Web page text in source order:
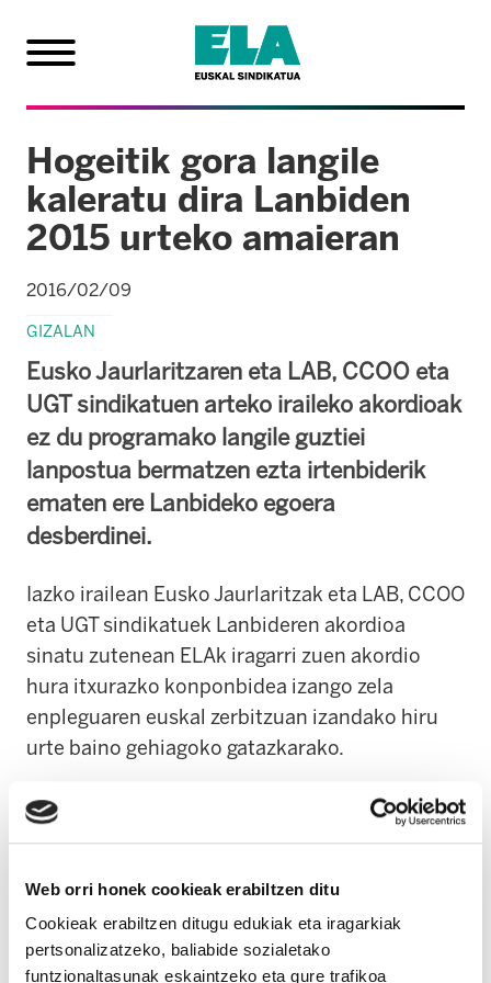
Web orri honek cookieak erabiltzen ditu
Cookieak erabiltzen ditugu edukiak eta iragarkiak
pertsonalizatzeko, baliabide sozialetako
funtzionaltasunak eskaintzeko eta gure trafikoa
Hogeitik gora langile
kaleratu dira Lanbiden
2015 urteko amaieran
2016/02/09
GIZALAN
Eusko Jaurlaritzaren eta LAB, CCOO eta
UGT sindikatuen arteko iraileko akordioak
ez du programako langile guztiei
lanpostua bermatzen ezta irtenbiderik
ematen ere Lanbideko egoera
desberdinei.
Iazko irailean Eusko Jaurlaritzak eta LAB, CCOO
eta UGT sindikatuek Lanbideren akordioa
sinatu zutenean ELAk iragarri zuen akordio
hura itxurazko konponbidea izango zela
enpleguaren euskal zerbitzuan izandako hiru
urte baino gehiagoko gatazkarako.
Sindikatuak akordioa ez sinatzeko orduan izan
Akordioan jasotako puntuak erabat zehaztu
gabeak ziren; hori dela-eta, gerora